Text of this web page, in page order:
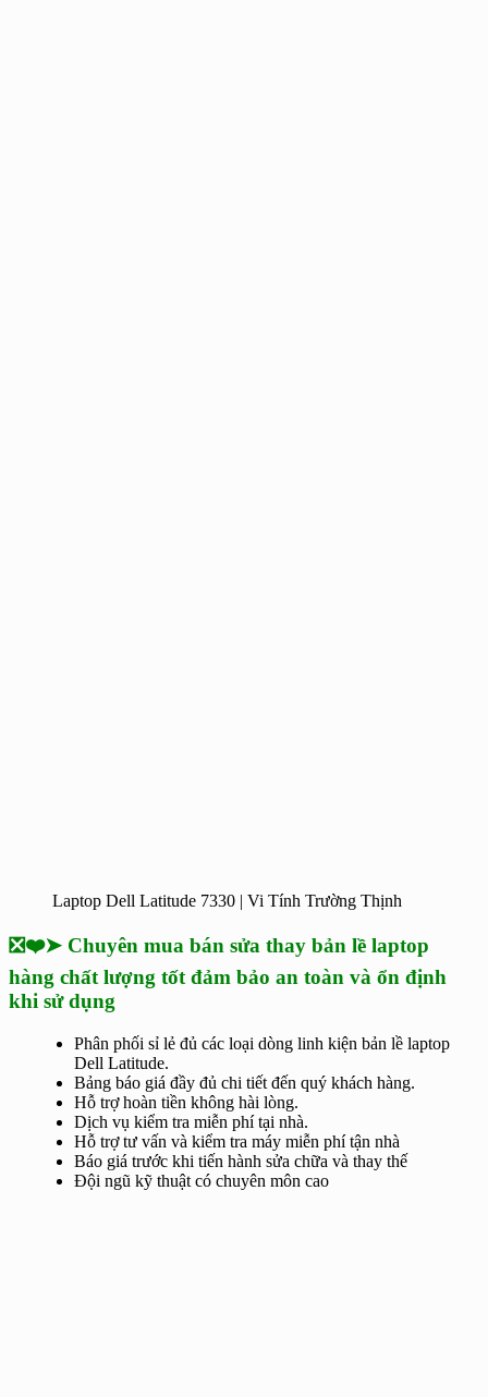
Laptop Dell Latitude 7330 | Vi Tính Trường Thịnh
❎❤️➤ Chuyên mua bán sửa thay bản lề laptop
hàng chất lượng tốt đảm bảo an toàn và ổn định
khi sử dụng
Phân phối sỉ lẻ đủ các loại dòng linh kiện bản lề laptop
Dell Latitude.
Bảng báo giá đầy đủ chi tiết đến quý khách hàng.
Hỗ trợ hoàn tiền không hài lòng.
Dịch vụ kiểm tra miễn phí tại nhà.
Hỗ trợ tư vấn và kiểm tra máy miễn phí tận nhà
Báo giá trước khi tiến hành sửa chữa và thay thế
Đội ngũ kỹ thuật có chuyên môn cao